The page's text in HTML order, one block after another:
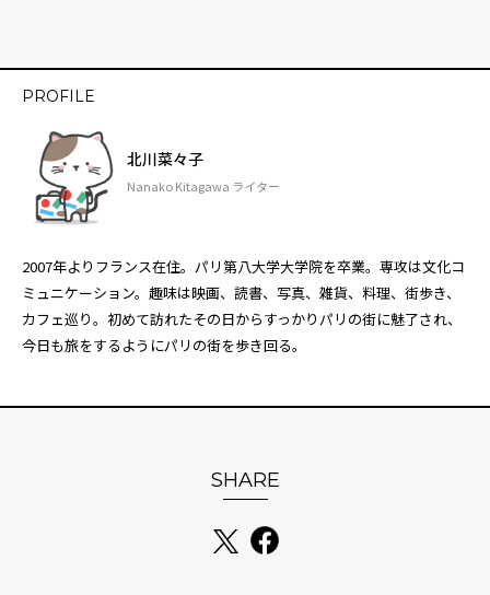
PROFILE
北川菜々子
Nanako Kitagawa ライター
2007年よりフランス在住。パリ第八大学大学院を卒業。専攻は文化コ
ミュニケーション。趣味は映画、読書、写真、雑貨、料理、街歩き、
カフェ巡り。初めて訪れたその日からすっかりパリの街に魅了され、
今日も旅をするようにパリの街を歩き回る。
SHARE